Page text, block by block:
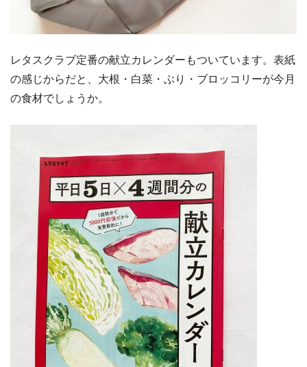
レタスクラブ定番の献立カレンダーもついています。表紙
の感じからだと、大根・白菜・ぶり・ブロッコリーが今月
の食材でしょうか。